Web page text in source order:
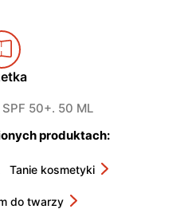
SPF 50+. 50 ML
produktach:
Tanie kosmetyki
do twarzy